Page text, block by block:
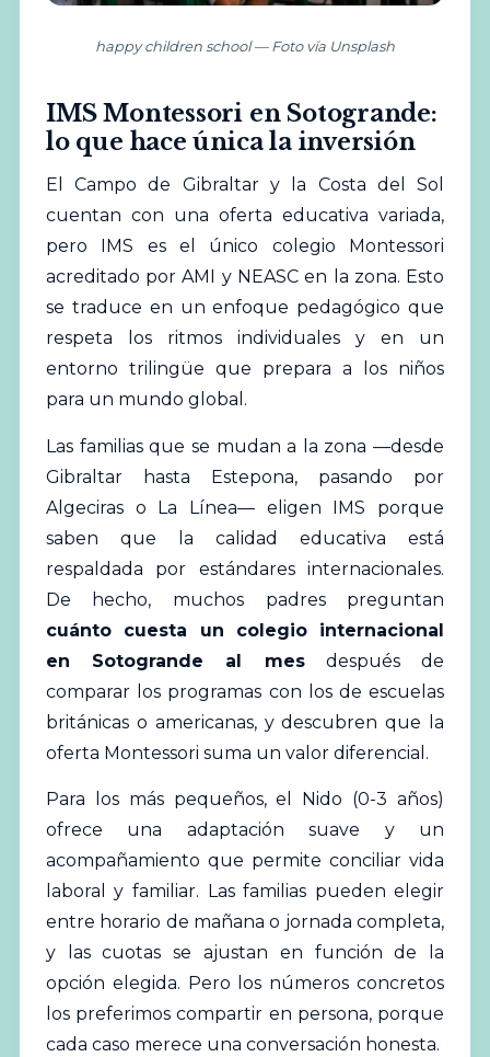
happy children school — Foto vía Unsplash
IMS Montessori en Sotogrande:
lo que hace única la inversión
El Campo de Gibraltar y la Costa del Sol
cuentan con una oferta educativa variada,
pero IMS es el único colegio Montessori
acreditado por AMI y NEASC en la zona. Esto
se traduce en un enfoque pedagógico que
respeta los ritmos individuales y en un
entorno trilingüe que prepara a los niños
para un mundo global.
Las familias que se mudan a la zona —desde
Gibraltar hasta Estepona, pasando por
Algeciras o La Línea— eligen IMS porque
saben que la calidad educativa está
respaldada por estándares internacionales.
De hecho, muchos padres preguntan
cuánto cuesta un colegio internacional
en Sotogrande al mesdespués de
comparar los programas con los de escuelas
británicas o americanas, y descubren que la
oferta Montessori suma un valor diferencial.
Para los más pequeños, el Nido (0-3 años)
ofrece una adaptación suave y un
acompañamiento que permite conciliar vida
laboral y familiar. Las familias pueden elegir
entre horario de mañana o jornada completa,
y las cuotas se ajustan en función de la
opción elegida. Pero los números concretos
los preferimos compartir en persona, porque
cada caso merece una conversación honesta.